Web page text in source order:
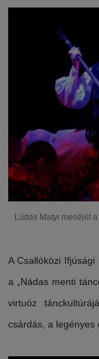
Lúdas Matyi meséjét
A Csallóközi Ifjúsági
a „Nádas menti
virtuóz
csárdás, a legényes